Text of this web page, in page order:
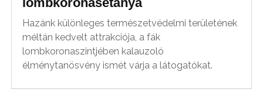
Hazánk különleges természetvédelmi területének
méltán kedvelt attrakciója, a fák
lombkoronaszintjében kalauzoló
élménytanösvény ismét várja a látogatókat.